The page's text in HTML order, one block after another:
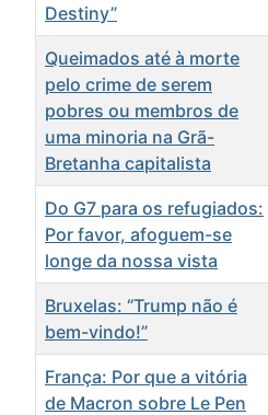
Destiny”
Queimados até à morte
pelo crime de serem
pobres ou membros de
uma minoria na Grã-
Bretanha capitalista
Do G7 para os refugiados:
Por favor, afoguem-se
longe da nossa vista
Bruxelas: “Trump não é
bem-vindo!”
França: Por que a vitória
de Macron sobre Le Pen